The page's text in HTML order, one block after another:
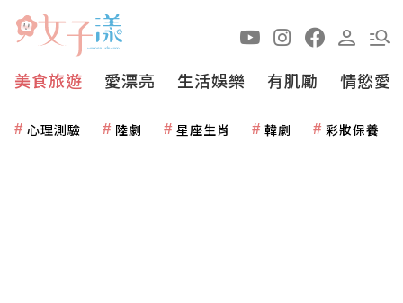
美食旅遊 愛漂亮 生活娛樂 有肌勵 情慾愛
心理測驗 陸劇 星座生肖 韓劇 彩妝保養